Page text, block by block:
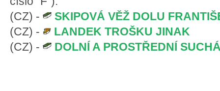
(CZ) -
SKIPOVÁ VĚŽ DOLU
(CZ) -
LANDEK TROŠKU JINAK
(CZ) -
DOLNÍ A PROSTŘEDNÍ